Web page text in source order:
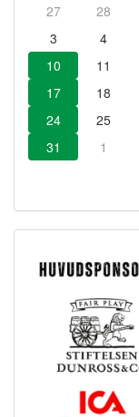
27
28
3
4
10
11
17
18
24
25
31
1